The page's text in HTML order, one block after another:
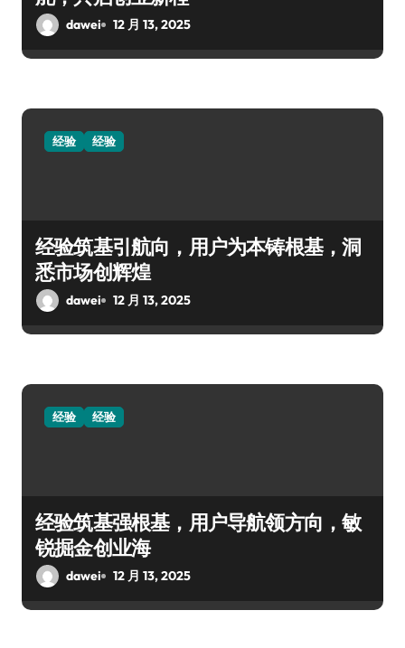
dawei 12 月 13, 2025
经验 经验
经验筑基引航向，用户为本铸根基，洞
悉市场创辉煌
dawei 12 月 13, 2025
经验 经验
经验筑基强根基，用户导航领方向，敏
锐掘金创业海
dawei 12 月 13, 2025